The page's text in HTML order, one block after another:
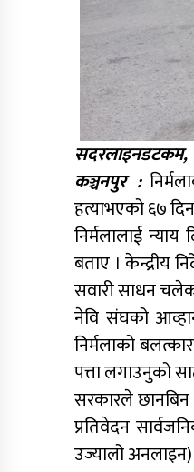
सदरलाइनडटकम,
कञ्चनपुर :
हत्याभएको ६७
निर्मलालाई
बताए । केन्द्रीय
सवारी साधन
नेवि संघको
निर्मलाको
पत्ता लगाउनुको
सरकारले
प्रतिवेदन
उज्यालो अनलाइन)